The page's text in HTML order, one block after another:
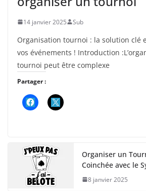
14 janvier 2025 Sub
Organisation tournoi : la solution clé
vos événements ! Introduction
tournoi peut être complexe
Partager :
Organiser un
Coinchée avec le
8 janvier 2025